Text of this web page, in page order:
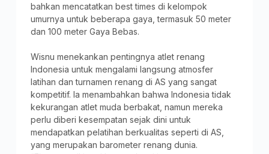
bahkan mencatatkan best times di kelompok
umurnya untuk beberapa gaya, termasuk 50 meter
dan 100 meter Gaya Bebas.
Wisnu menekankan pentingnya atlet renang
Indonesia untuk mengalami langsung atmosfer
latihan dan turnamen renang di AS yang sangat
kompetitif. Ia menambahkan bahwa Indonesia tidak
kekurangan atlet muda berbakat, namun mereka
perlu diberi kesempatan sejak dini untuk
mendapatkan pelatihan berkualitas seperti di AS,
yang merupakan barometer renang dunia.